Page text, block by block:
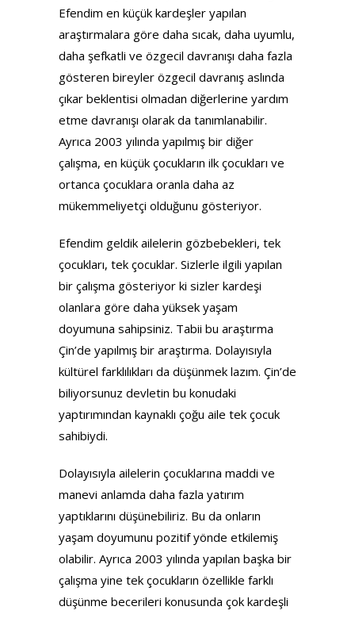
Efendim en küçük kardeşler yapılan
araştırmalara göre daha sıcak, daha uyumlu,
daha şefkatli ve özgecil davranışı daha fazla
gösteren bireyler özgecil davranış aslında
çıkar beklentisi olmadan diğerlerine yardım
etme davranışı olarak da tanımlanabilir.
Ayrıca 2003 yılında yapılmış bir diğer
çalışma, en küçük çocukların ilk çocukları ve
ortanca çocuklara oranla daha az
mükemmeliyetçi olduğunu gösteriyor.
Efendim geldik ailelerin gözbebekleri, tek
çocukları, tek çocuklar. Sizlerle ilgili yapılan
bir çalışma gösteriyor ki sizler kardeşi
olanlara göre daha yüksek yaşam
doyumuna sahipsiniz. Tabii bu araştırma
Çin’de yapılmış bir araştırma. Dolayısıyla
kültürel farklılıkları da düşünmek lazım. Çin’de
biliyorsunuz devletin bu konudaki
yaptırımından kaynaklı çoğu aile tek çocuk
sahibiydi.
Dolayısıyla ailelerin çocuklarına maddi ve
manevi anlamda daha fazla yatırım
yaptıklarını düşünebiliriz. Bu da onların
yaşam doyumunu pozitif yönde etkilemiş
olabilir. Ayrıca 2003 yılında yapılan başka bir
çalışma yine tek çocukların özellikle farklı
düşünme becerileri konusunda çok kardeşli